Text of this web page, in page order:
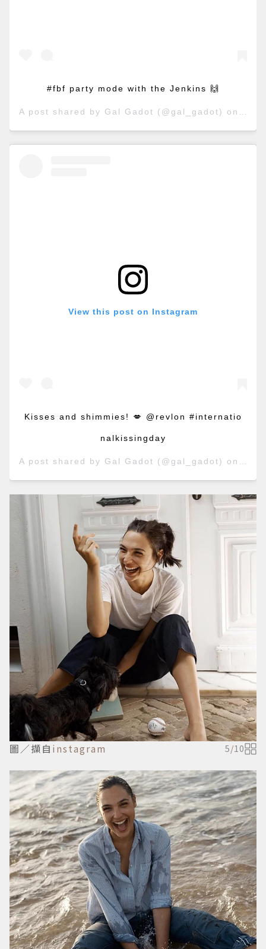
#fbf party mode with the Jenkins 🙌
A post shared by Gal Gadot (@gal_gadot) on
View this post on Instagram
Kisses and shimmies! 💋 @revlon #internatio
nalkissingday
A post shared by Gal Gadot (@gal_gadot) on
圖／擷自 instagram 5/10